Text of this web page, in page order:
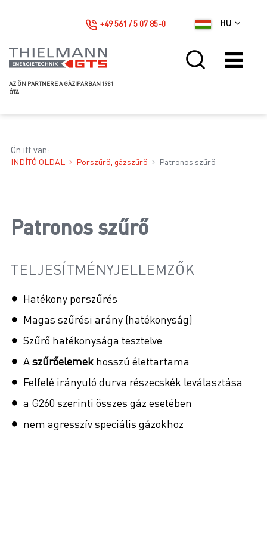
AZ ÖN PARTNERE A GÁZIPARBAN 1981
ÓTA
HU
+49 561 / 5 07 85-0
Ön itt van:
INDÍTÓ OLDAL Porszűrő, gázszűrő Patronos szűrő
Patronos szűrő
TELJESÍTMÉNYJELLEMZŐK
Hatékony porszűrés
Magas szűrési arány (hatékonyság)
Szűrő hatékonysága tesztelve
Aszűrőelemek hosszú élettartama
Felfelé irányuló durva részecskék leválasztása
a G260 szerinti összes gáz esetében
nem agresszív speciális gázokhoz